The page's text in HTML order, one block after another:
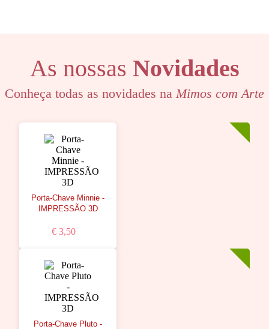
As nossas Novidades
Conheça todas as novidades na Mimos com Arte
Porta-Chave Minnie -
IMPRESSÃO 3D
€ 3,50
Porta-Chave Pluto -